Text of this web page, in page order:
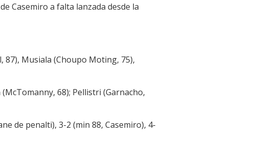
Casemiro a falta lanzada desde la
87), Musiala (Choupo Moting, 75),
68); Pellistri (Garnacho,
de penalti), 3-2 (min 88, Casemiro), 4-